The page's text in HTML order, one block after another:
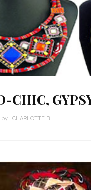
CHIC,
by : CHARLOTTE B